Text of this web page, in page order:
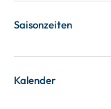
Saisonzeiten
Kalender